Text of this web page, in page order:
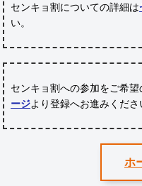
センキョ割についての詳細は
い。
センキョ割への参加をご希
ージより登録へお進みくださ
ホ